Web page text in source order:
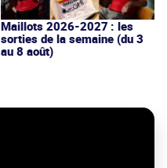
Maillots 2026-2027 : les
sorties de la semaine (du 3
au 8 août)